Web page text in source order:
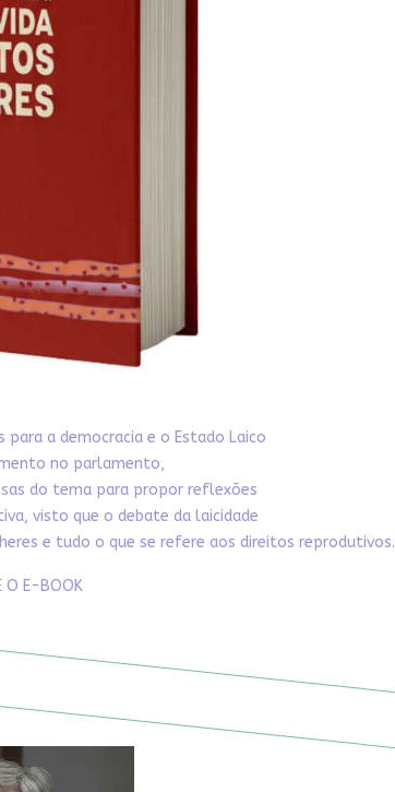
a democracia e o Estado Laico
no parlamento,
do tema para propor reflexões
visto que o debate da laicidade
e tudo o que se refere aos direitos reprodutivos.
O E-BOOK